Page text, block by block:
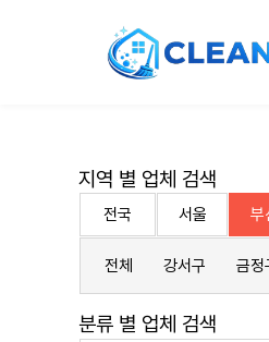
지역 별 업체 검색
전국 서울 부
전체 강서구 금정
분류 별 업체 검색